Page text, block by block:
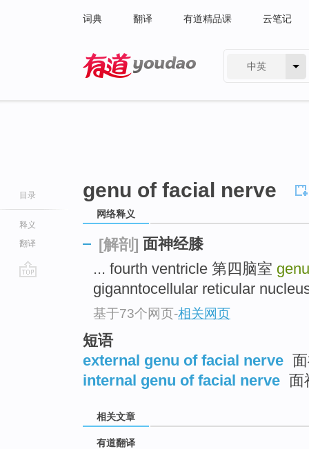
词典 翻译 有道精品课 云笔记
中英
目录
释义
翻译
genu of facial nerve
网络释义
[解剖] 面神经膝
... fourth ventricle 第四脑室
giganntocellular reticular
基于73个网页-相关网页
短语
external genu of facial nerve
internal genu of facial nerve 面
相关文章
有道翻译